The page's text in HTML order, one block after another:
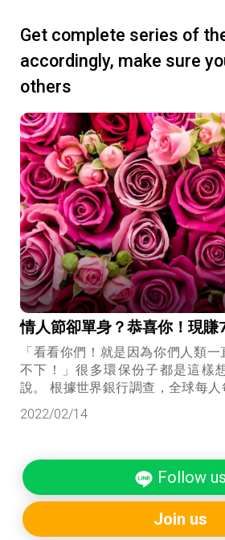
Get complete series of
accordingly, make sure
others
情人節卻單身？恭喜你！現賺
「看看你們！就是因為你們人類
不下！」很多環保份子都是這樣
說。 根據世界銀行調查，全球每人
4.5公斤，其中美國15.2公斤、臺灣
查為19.6公斤）、中國大陸7.4公斤
要獲得1,159噸碳權，而且碳權日
歐元，光是沒生孩子這件事，你的
達736萬台幣，單身狗就此翻盤發
府，國家碳中和目標要達成很簡
樣，直接發單身碳權就結案了！
2022/02/14
Follow us
Join us